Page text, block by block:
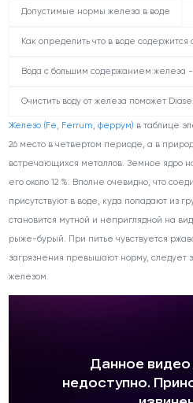
Допустимые нормы железа в воде
Как определить что в воде
Вода с большим содержанием железа -
Очистить воду от железа поможет
Железо (Fe, Ferrum, феррум) в таблице
26 место в четвертом периоде, а в
встречающихся металлов. Земное ядро
его около 12 %. Вполне очевидно, что
присутствуют в воде, куда попадают из
становится мутной и неприглядной на
рыже-бурый. При питье чувствуется
загрязнения превышают норму, следует
железом.